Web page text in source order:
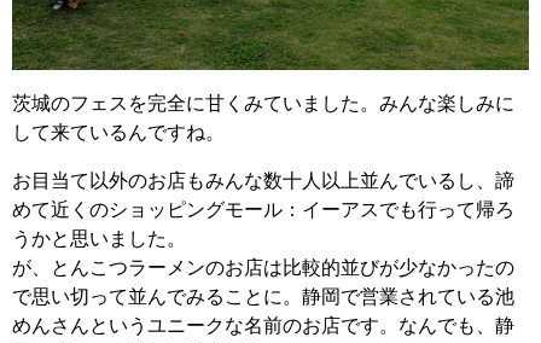
茨城のフェスを完全に甘くみていました。みんな楽しみに
して来ているんですね。
お目当て以外のお店もみんな数十人以上並んでいるし、諦
めて近くのショッピングモール：イーアスでも行って帰ろ
うかと思いました。
が、とんこつラーメンのお店は比較的並びが少なかったの
で思い切って並んでみることに。静岡で営業されている池
めんさんというユニークな名前のお店です。なんでも、静